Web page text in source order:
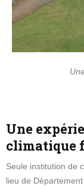
Une
climatique
Seule institution de
lieu de